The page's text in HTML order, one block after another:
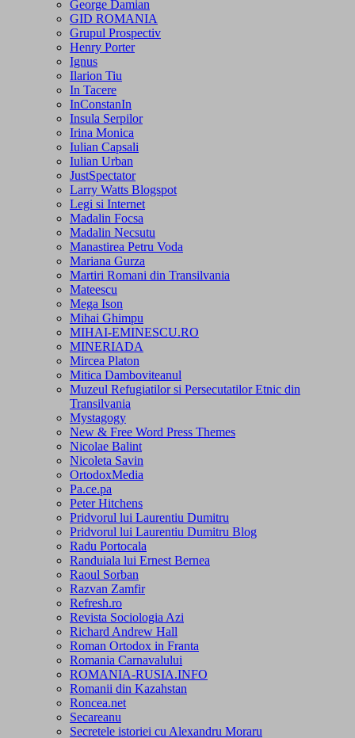
George Damian
GID ROMANIA
Grupul Prospectiv
Henry Porter
Ignus
Ilarion Tiu
In Tacere
InConstanIn
Insula Serpilor
Irina Monica
Iulian Capsali
Iulian Urban
JustSpectator
Larry Watts Blogspot
Legi si Internet
Madalin Focsa
Madalin Necsutu
Manastirea Petru Voda
Mariana Gurza
Martiri Romani din Transilvania
Mateescu
Mega Ison
Mihai Ghimpu
MIHAI-EMINESCU.RO
MINERIADA
Mircea Platon
Mitica Damboviteanul
Muzeul Refugiatilor si Persecutatilor Etnic din
Transilvania
Mystagogy
New & Free Word Press Themes
Nicolae Balint
Nicoleta Savin
OrtodoxMedia
Pa.ce.pa
Peter Hitchens
Pridvorul lui Laurentiu Dumitru
Pridvorul lui Laurentiu Dumitru Blog
Radu Portocala
Randuiala lui Ernest Bernea
Raoul Sorban
Razvan Zamfir
Refresh.ro
Revista Sociologia Azi
Richard Andrew Hall
Roman Ortodox in Franta
Romania Carnavalului
ROMANIA-RUSIA.INFO
Romanii din Kazahstan
Roncea.net
Secareanu
Secretele istoriei cu Alexandru Moraru